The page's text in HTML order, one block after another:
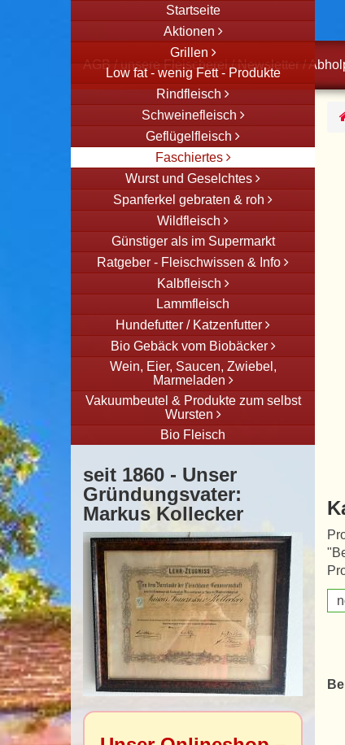
AGB / unsere Fleischerei / Newsletter /
Startseite
Aktionen
Grillen
Low fat - wenig Fett - Produkte
Rindfleisch
Schweinefleisch
Geflügelfleisch
Faschiertes
Wurst und Geselchtes
Spanferkel gebraten & roh
Wildfleisch
Günstiger als im Supermarkt
Ratgeber - Fleischwissen & Info
Kalbfleisch
Lammfleisch
Hundefutter / Katzenfutter
Bio Gebäck vom Biobäcker
Wein, Eier, Saucen, Zwiebel,
Marmeladen
Vakuumbeutel & Produkte zum selbst
Wursten
Bio Fleisch
seit 1860 - Unser
Gründungsvater:
Markus Kollecker